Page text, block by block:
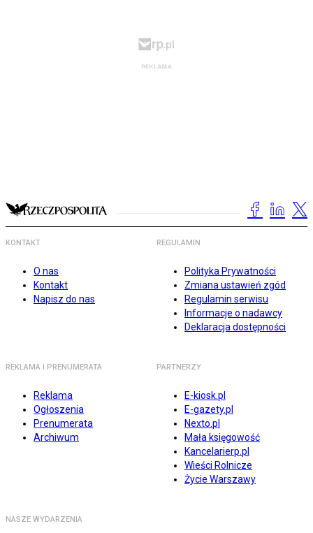
KONTAKT
O nas
Kontakt
Napisz do nas
REGULAMIN
Polityka Prywatności
Zmiana ustawień zgód
Regulamin serwisu
Informacje o nadawcy
Deklaracja dostępności
REKLAMA I PRENUMERATA
Reklama
Ogłoszenia
Prenumerata
Archiwum
PARTNERZY
E-kiosk.pl
E-gazety.pl
Nexto.pl
Mała księgowość
Kancelarierp.pl
Wieści Rolnicze
Życie Warszawy
NASZE WYDARZENIA